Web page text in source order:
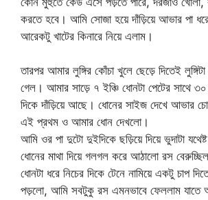
করতে হবে। আমি সোজা হয়ে দাঁড়িয়ে আভার পা
আরেকটু খাটের কিনারে নিয়ে এলাম।
তারপর আমার লুঙ্গির কোঁচা খুলে ছেড়ে দিতেই
গেল। আমার সাড়ে ৭ ইঞ্চি ধোনটা পেটের সাথে
দিকে দাঁড়িয়ে আছে। ধোনের সাইজ দেখে আভার
এই প্রথম ও আমার ধোন দেখলো।
আমি ওর পা দুটো দুইদিকে ছড়িয়ে দিয়ে ভুদাটা
ধোনের মাথা দিয়ে গলগল করে আঠালো রস
ধোনটা ধরে নিচের দিকে টেনে নামিয়ে একটু চাপ
পড়লো, আমি সবটুকু রস এমনভাবে ফেললাম যাতে